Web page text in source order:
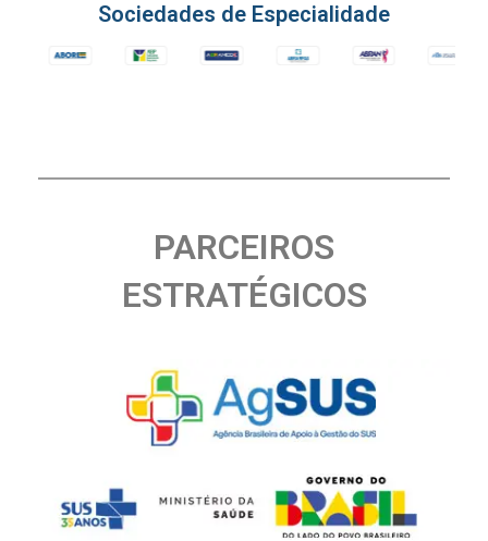
Sociedades de Especialidade
PARCEIROS
ESTRATÉGICOS